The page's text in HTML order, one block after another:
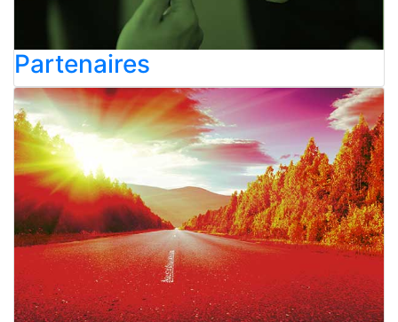
Partenaires